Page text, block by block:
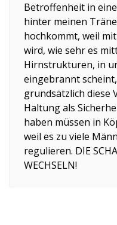
Betroffenheit in
hinter meinen
hochkommt, weil
wird, wie sehr es
Hirnstrukturen, in
eingebrannt
grundsätzlich diese
Haltung als
haben müssen in
weil es zu viele
regulieren. DIE
WECHSELN!